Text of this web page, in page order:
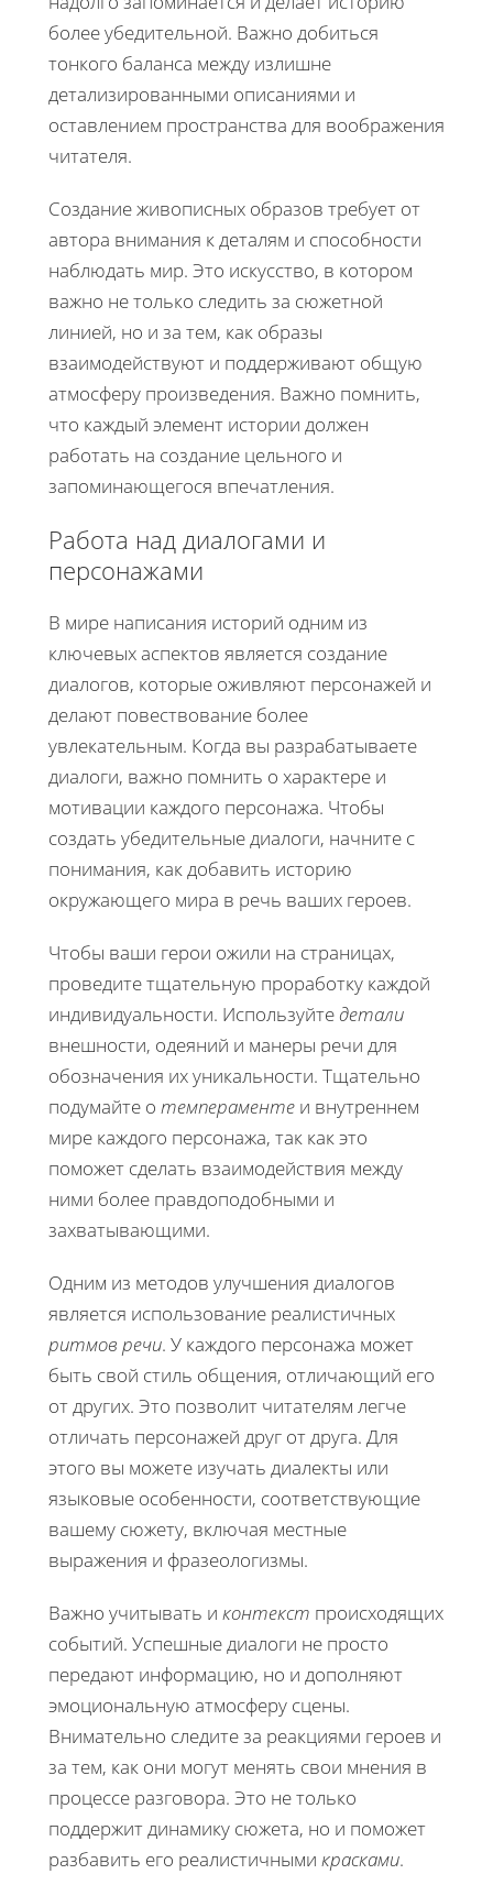
более убедительной. Важно добиться
тонкого баланса между излишне
детализированными описаниями и
оставлением пространства для воображения
читателя.
Создание живописных образов требует от
автора внимания к деталям и способности
наблюдать мир. Это искусство, в котором
важно не только следить за сюжетной
линией, но и за тем, как образы
взаимодействуют и поддерживают общую
атмосферу произведения. Важно помнить,
что каждый элемент истории должен
работать на создание цельного и
запоминающегося впечатления.
Работа над диалогами и
персонажами
В мире написания историй одним из
ключевых аспектов является создание
диалогов, которые оживляют персонажей и
делают повествование более
увлекательным. Когда вы разрабатываете
диалоги, важно помнить о характере и
мотивации каждого персонажа. Чтобы
создать убедительные диалоги, начните с
понимания, как добавить историю
окружающего мира в речь ваших героев.
Чтобы ваши герои ожили на страницах,
проведите тщательную проработку каждой
индивидуальности. Используйтедетали
внешности, одеяний и манеры речи для
обозначения их уникальности. Тщательно
подумайте о темпераменте и внутреннем
мире каждого персонажа, так как это
поможет сделать взаимодействия между
ними более правдоподобными и
захватывающими.
Одним из методов улучшения диалогов
является использование реалистичных
ритмов речи. У каждого персонажа может
быть свой стиль общения, отличающий его
от других. Это позволит читателям легче
отличать персонажей друг от друга. Для
этого вы можете изучать диалекты или
языковые особенности, соответствующие
вашему сюжету, включая местные
выражения и фразеологизмы.
Важно учитывать и контекст происходящих
событий. Успешные диалоги не просто
передают информацию, но и дополняют
эмоциональную атмосферу сцены.
Внимательно следите за реакциями героев и
за тем, как они могут менять свои мнения в
процессе разговора. Это не только
поддержит динамику сюжета, но и поможет
разбавить его реалистичными красками.